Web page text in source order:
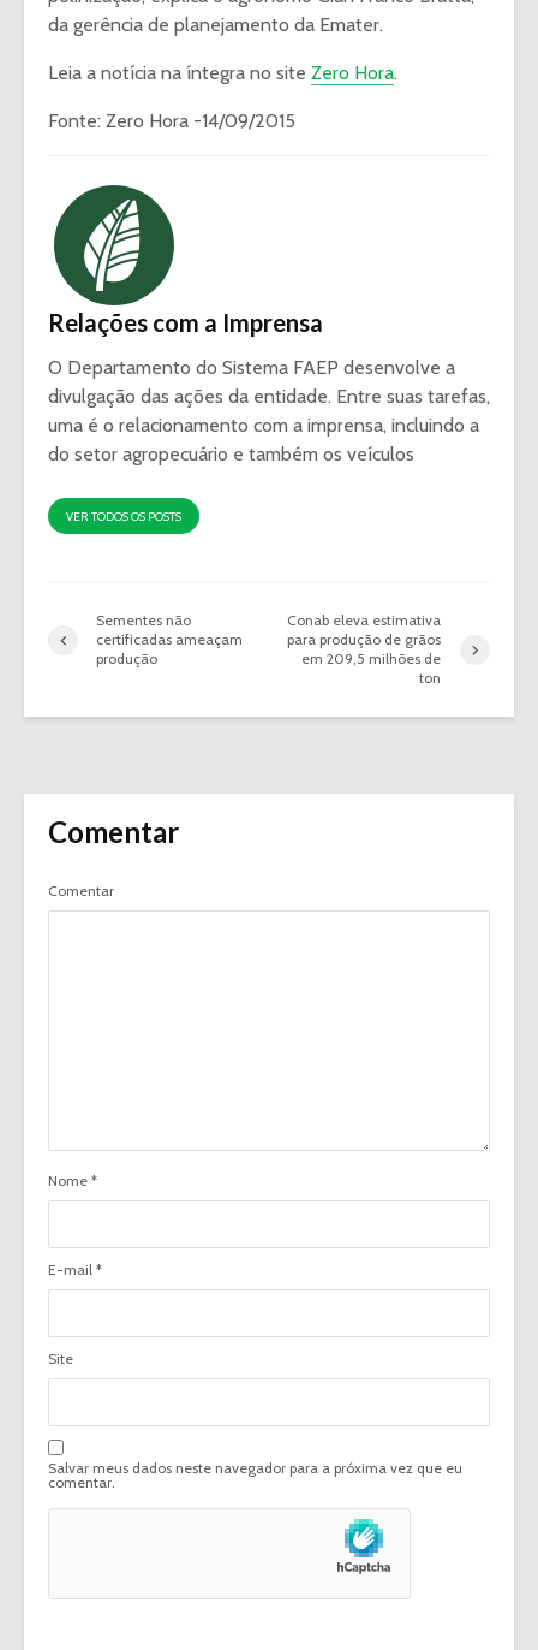
da gerência de planejamento da Emater.
Leia a notícia na íntegra no site Zero Hora.
Fonte: Zero Hora -14/09/2015
Relações com a Imprensa
O Departamento do Sistema FAEP desenvolve a
divulgação das ações da entidade. Entre suas tarefas,
uma é o relacionamento com a imprensa, incluindo a
do setor agropecuário e também os veículos
VER TODOS OS POSTS
Sementes não
certificadas ameaçam
produção
Conab eleva estimativa
para produção de grãos
em 209,5 milhões de
ton
Comentar
Comentar
Nome *
E-mail *
Site
Salvar meus dados neste navegador para a próxima vez que eu
comentar.